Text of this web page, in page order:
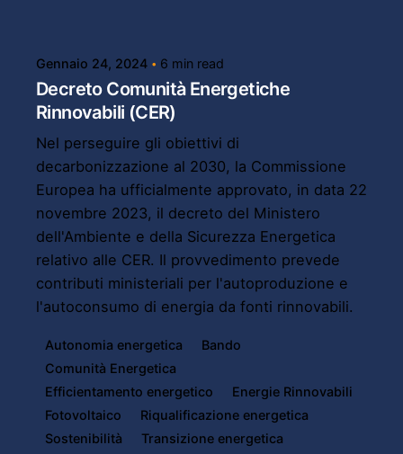
Gennaio 24, 2024 6 min read
Decreto Comunità Energetiche
Rinnovabili (CER)
Nel perseguire gli obiettivi di
decarbonizzazione al 2030, la Commissione
Europea ha ufficialmente approvato, in data 22
novembre 2023, il decreto del Ministero
dell'Ambiente e della Sicurezza Energetica
relativo alle CER. Il provvedimento prevede
contributi ministeriali per l'autoproduzione e
l'autoconsumo di energia da fonti rinnovabili.
Autonomia energetica
Bando
Comunità Energetica
Efficientamento energetico
Energie Rinnovabili
Fotovoltaico
Riqualificazione energetica
Sostenibilità
Transizione energetica